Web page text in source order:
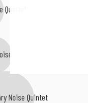
Noise Quintet
Sextet